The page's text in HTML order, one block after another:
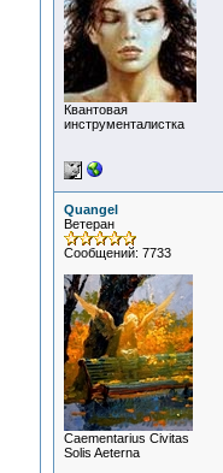
Квантовая
инструменталистка
Quangel
Ветеран
Сообщений: 7733
Сaementarius Civitas
Solis Aeterna